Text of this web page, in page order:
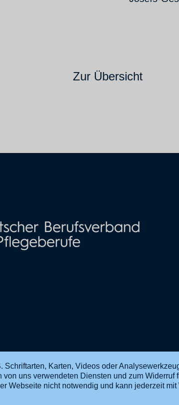
Zur Übersicht
Karten, Videos oder
uns verwendeten Diensten und zum Widerruf
Webseite nicht notwendig und kann jederzeit